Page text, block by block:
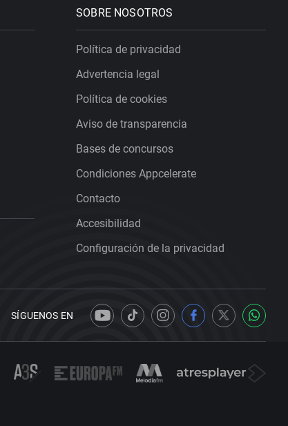
SOBRE NOSOTROS
Política de privacidad
Advertencia legal
Política de cookies
Aviso de transparencia
Bases de concursos
Condiciones Appcelerate
Contacto
Accesibilidad
Configuración de la privacidad
SÍGUENOS EN